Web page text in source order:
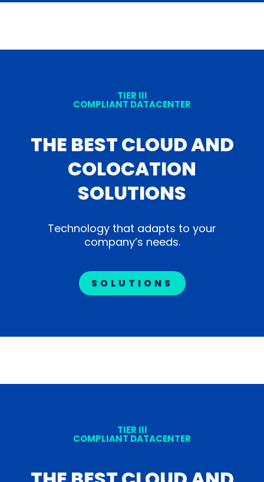
TIER III
COMPLIANT DATACENTER
THE BEST CLOUD AND
COLOCATION
SOLUTIONS
Technology that adapts to your
company’s needs.
SOLUTIONS
TIER III
COMPLIANT DATACENTER